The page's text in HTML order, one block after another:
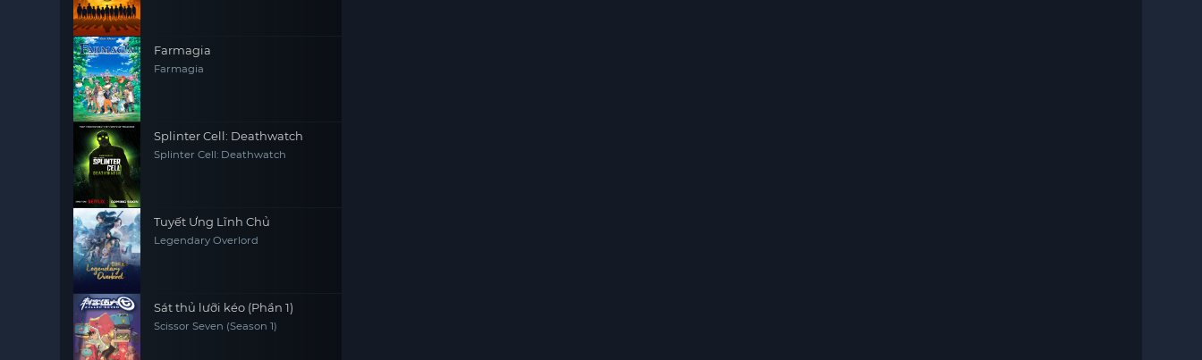
Farmagia
Farmagia
Splinter Cell: Deathwatch
Splinter Cell: Deathwatch
Tuyết Ưng Lĩnh Chủ
Legendary Overlord
Sát thủ lưỡi kéo (Phần 1)
Scissor Seven (Season 1)